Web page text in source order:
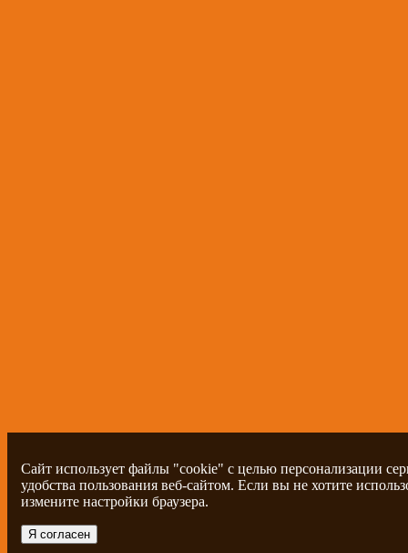
Сайт использует файлы "cookie" с целью персонализации
удобства пользования веб-сайтом. Если вы не хотите
измените настройки браузера.
Я согласен